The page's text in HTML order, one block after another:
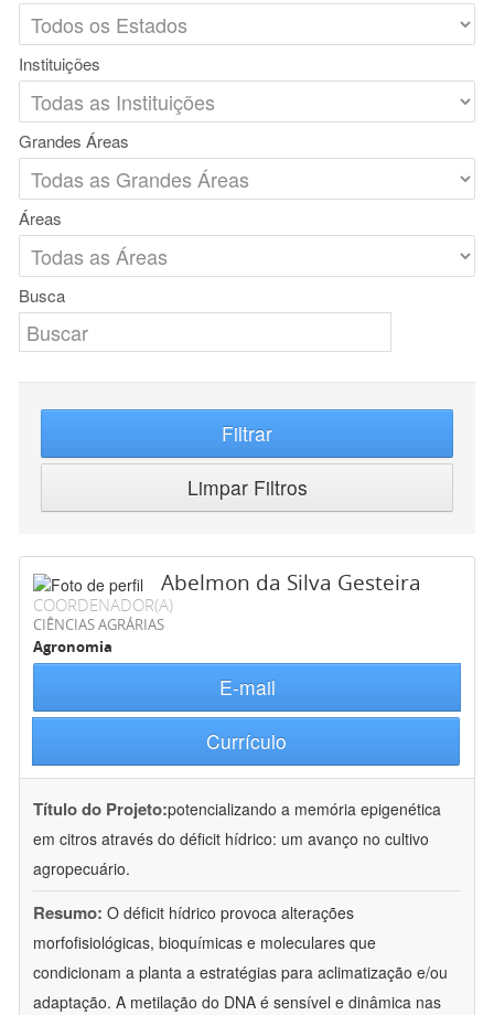
Instituições
Grandes Áreas
Áreas
Busca
Filtrar
Limpar Filtros
Abelmon da Silva Gesteira
COORDENADOR(A)
CIÊNCIAS AGRÁRIAS
Agronomia
E-mail
Currículo
Título do Projeto:potencializando a memória epigenética
em citros através do déficit hídrico: um avanço no cultivo
agropecuário.
Resumo: O déficit hídrico provoca alterações
morfofisiológicas, bioquímicas e moleculares que
condicionam a planta a estratégias para aclimatização e/ou
adaptação. A metilação do DNA é sensível e dinâmica nas